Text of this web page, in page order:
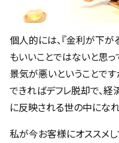
個人的には、『金利が下が
もいいことではないと思っ
景気が悪いということです
できればデフレ脱却で、
に反映される世の中になれ
私が今お客様にオススメし